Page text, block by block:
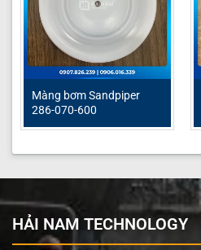
Màng bơm Sandpiper
286-070-600
HẢI NAM TECHNOLOGY